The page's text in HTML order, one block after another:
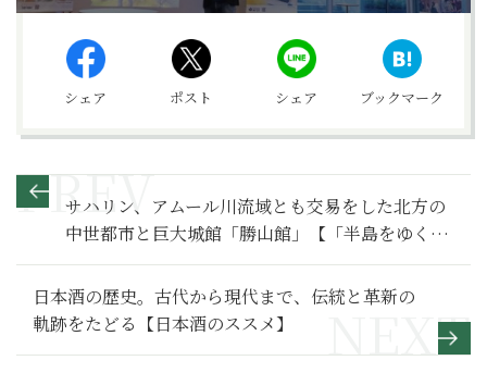
シェア ポスト シェア ブックマーク
サハリン、アムール川流域とも交易をした北方の
中世都市と巨大城館「勝山館」【「半島をゆく」
知られざる北海道の歴史 ３】
日本酒の歴史。古代から現代まで、伝統と革新の
軌跡をたどる【日本酒のススメ】